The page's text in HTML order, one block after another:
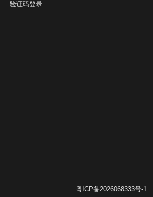
验证码登录
粤ICP备2026068333号-1